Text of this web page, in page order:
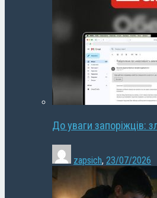
До уваги запоріжців:
zapsich, 23/07/2026